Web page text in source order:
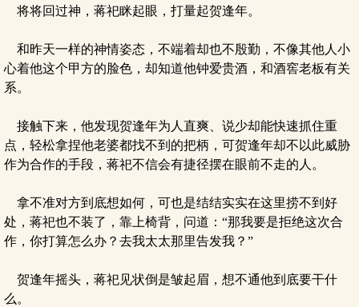
将将回过神，蒋祀眯起眼，打量起贺逢年。
和昨天一样的神情姿态，不端着却也不殷勤，不像其他人小
心着他这个甲方的脸色，却知道他钟爱贵酒，和酒窖老板有关
系。
接触下来，他发现贺逢年为人直爽、说少却能快速抓住重
点，轻松拿捏他老婆都找不到的把柄，可贺逢年却不以此威胁
作为合作的手段，蒋祀不信会有捷径摆在眼前不走的人。
拿不准对方到底想如何，可也是结结实实在这里捞不到好
处，蒋祀也不装了，靠上椅背，问道：“那我要是拒绝这次合
作，你打算怎么办？去我太太那里告发我？”
贺逢年摇头，蒋祀见状倒是皱起眉，想不通他到底要干什
么。